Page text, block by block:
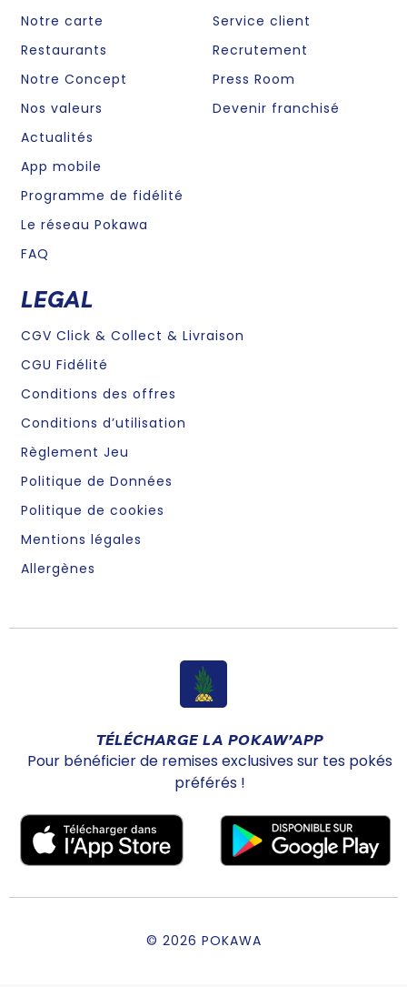
Notre carte
Restaurants
Notre Concept
Nos valeurs
Actualités
App mobile
Programme de fidélité
Le réseau Pokawa
FAQ
Service client
Recrutement
Press Room
Devenir franchisé
LEGAL
CGV Click & Collect & Livraison
CGU Fidélité
Conditions des offres
Conditions d’utilisation
Règlement Jeu
Politique de Données
Politique de cookies
Mentions légales
Allergènes
TÉLÉCHARGE LA POKAW’APP
Pour bénéficier de remises exclusives sur tes pokés
préférés !
© 2026 POKAWA